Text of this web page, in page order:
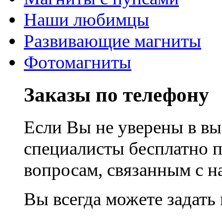
Наши любимцы
Развивающие магниты
Фотомагниты
Заказы по телефону
Если Вы не уверены в
специалисты
вопросам, связанным с
Вы всегда можете